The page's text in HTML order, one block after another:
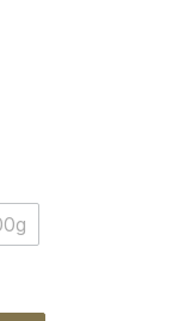
ist zurzeit nicht
Option ist